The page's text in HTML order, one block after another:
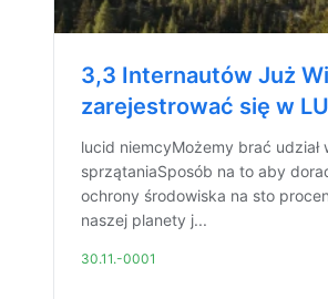
3,3 Internautów Już
zarejestrować się w
lucid niemcyMożemy brać udział
sprzątaniaSposób na to aby
ochrony środowiska na sto
naszej planety j...
30.11.-0001